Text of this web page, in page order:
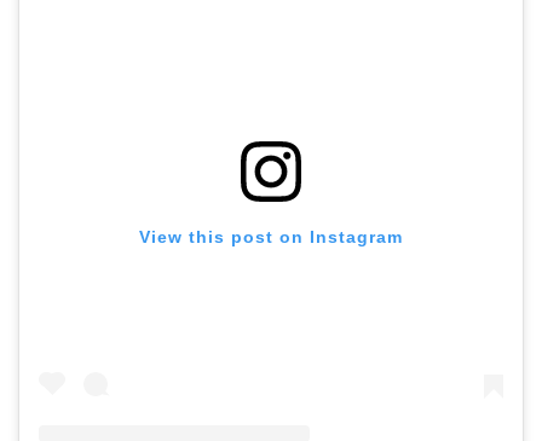
View this post on Instagram